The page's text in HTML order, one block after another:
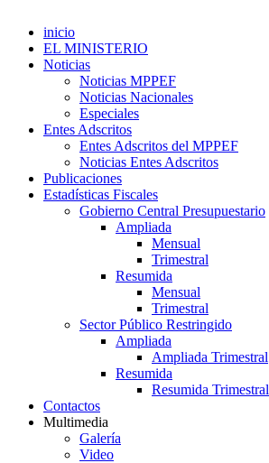
inicio
EL MINISTERIO
Noticias
Noticias MPPEF
Noticias Nacionales
Especiales
Entes Adscritos
Entes Adscritos del MPPEF
Noticias Entes Adscritos
Publicaciones
Estadísticas Fiscales
Gobierno Central Presupuestario
Ampliada
Mensual
Trimestral
Resumida
Mensual
Trimestral
Sector Público Restringido
Ampliada
Ampliada Trimestral
Resumida
Resumida Trimestral
Contactos
Multimedia
Galería
Video